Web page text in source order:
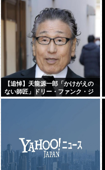
【追悼】天龍源一郎「かけがえの
ない師匠」ドリー・ファンク・ジ
ュニアさん追悼